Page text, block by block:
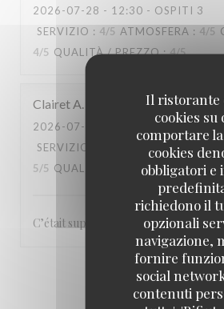
Il ristorante
cookies su
comportare
cookies
obbligatori e
richiedono il
opzionali
navigazione,
fornire
social
contenuti
2026-07-28 - 12:30 - OSPITI 3
SERVIZIO : 4/5 ATMOSFERA : 4/5
4/5 QUALITÀ / PREZZO: 4/5
ClairetA
2026-07-28
- 13:00 - OSPITI 3
SERVIZIO
ATMOSFERA 5
5/5 QUALITÀ / PREZZO: 5/5
C’était super, le service, le repas rien
1 2 3